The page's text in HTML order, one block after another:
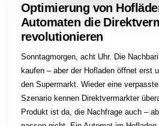
Optimierung von
Automaten die
revolutionieren
Sonntagmorgen, acht Uhr. Die
kaufen – aber der Hofladen öffnet erst
den Supermarkt. Wieder eine
Szenario kennen Direktvermarkter
Produkt ist da, die Nachfrage auch –